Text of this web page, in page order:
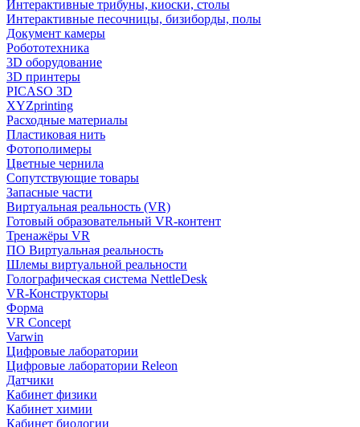
Интерактивные трибуны, киоски, столы
Интерактивные песочницы, бизиборды, полы
Документ камеры
Робототехника
3D оборудование
3D принтеры
PICASO 3D
XYZprinting
Расходные материалы
Пластиковая нить
Фотополимеры
Цветные чернила
Сопутствующие товары
Запасные части
Виртуальная реальность (VR)
Готовый образовательный VR-контент
Тренажёры VR
ПО Виртуальная реальность
Шлемы виртуальной реальности
Голографическая система NettleDesk
VR-Конструкторы
Форма
VR Concept
Varwin
Цифровые лаборатории
Цифровые лаборатории Releon
Датчики
Кабинет физики
Кабинет химии
Кабинет биологии